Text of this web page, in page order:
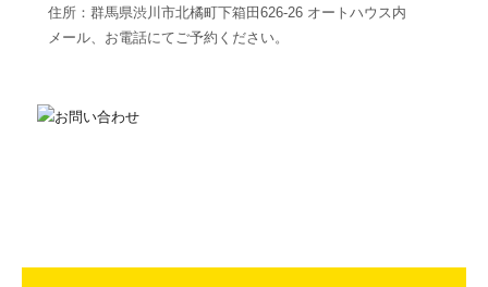
住所：群馬県渋川市北橘町下箱田626-26 オートハウス内
メール、お電話にてご予約ください。